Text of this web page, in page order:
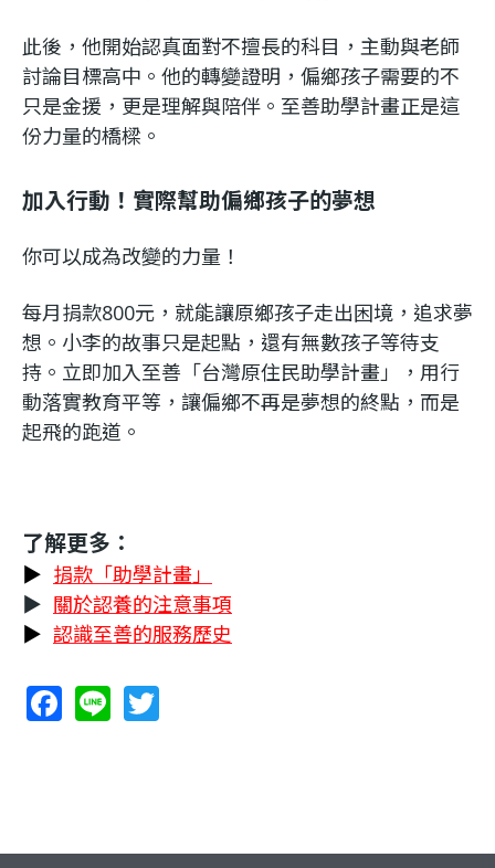
此後，他開始認真面對不擅長的科目，主動與老師
討論目標高中。他的轉變證明，偏鄉孩子需要的不
只是金援，更是理解與陪伴。至善助學計畫正是這
份力量的橋樑。
加入行動！實際幫助偏鄉孩子的夢想
你可以成為改變的力量！
每月捐款800元，就能讓原鄉孩子走出困境，追求夢
想。小李的故事只是起點，還有無數孩子等待支
持。立即加入至善「台灣原住民助學計畫」，用行
動落實教育平等，讓偏鄉不再是夢想的終點，而是
起飛的跑道。
了解更多：
▶ 捐款「助學計畫」
▶ 關於認養的注意事項
▶ 認識至善的服務歷史
F
ac
Li
n